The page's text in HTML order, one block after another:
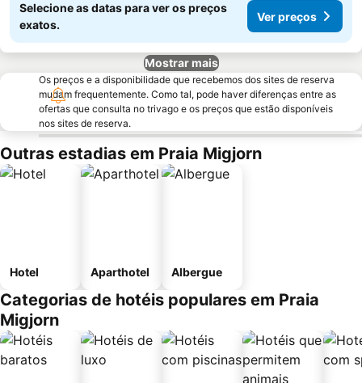
Selecione as datas para ver os preços
exatos.
Ver preços
Mostrar mais
Os preços e a disponibilidade que recebemos dos sites de reserva
mudam frequentemente. Como tal, pode haver diferenças entre as
ofertas que consulta no trivago e os preços que estão disponíveis
nos sites de reserva.
Outras estadias em Praia Migjorn
Hotel Aparthotel Albergue
Categorias de hotéis populares em Praia
Migjorn